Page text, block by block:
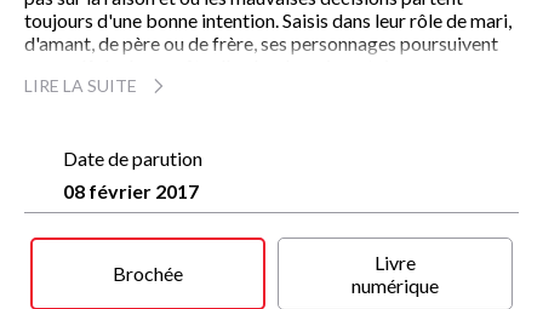
toujours d'une bonne intention. Saisis dans leur rôle de mari,
d'amant, de père ou de frère, ses personnages poursuivent
dans des existences qui pourraient sembler banales ou
ordinaires, et il s'impose comme une vraie découverte
littéraire.
« Un premier livre très puissant qui transplante le Southern
Gothic sur la côte nord-ouest des états-Unis en retraçant
l'histoire d'hommes et de femmes hantés par des conjoints
LIRE LA SUITE
Date de parution
08 février 2017
Brochée
Livre
numérique